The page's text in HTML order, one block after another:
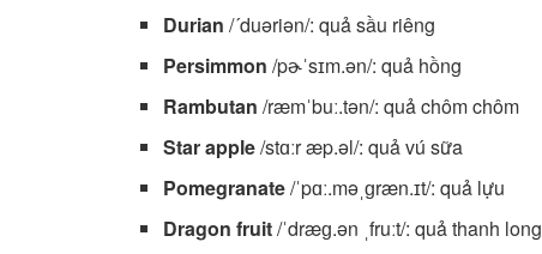
Durian /´duəriən/: quả sầu riêng
Persimmon /pɚˈsɪm.ən/: quả hồng
Rambutan /ræmˈbuː.tən/: quả chôm chôm
Star apple/stɑːr æp.əl/: quả vú sữa
Pomegranate/ˈpɑː.məˌɡræn.ɪt/: quả lựu
Dragon fruit/ˈdræɡ.ən ˌfruːt/: quả thanh long